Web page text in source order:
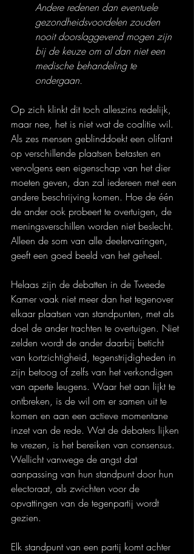
Andere redenen dan eventuele
gezondheidsvoordelen zouden
nooit doorslaggevend mogen zijn
bij de keuze om al dan niet een
medische behandeling te
ondergaan.
Op zich klinkt dit toch alleszins redelijk,
maar nee, het is niet wat de coalitie wil.
Als zes mensen geblinddoekt een olifant
op verschillende plaatsen betasten en
vervolgens een eigenschap van het dier
moeten geven, dan zal iedereen met een
andere beschrijving komen. Hoe de één
de ander ook probeert te overtuigen, de
meningsverschillen worden niet beslecht.
Alleen de som van alle deelervaringen,
geeft een goed beeld van het geheel.
Helaas zijn de debatten in de Tweede
Kamer vaak niet meer dan het tegenover
elkaar plaatsen van standpunten, met als
doel de ander trachten te overtuigen. Niet
zelden wordt de ander daarbij beticht
van kortzichtigheid, tegenstrijdigheden in
zijn betoog of zelfs van het verkondigen
van aperte leugens. Waar het aan lijkt te
ontbreken, is de wil om er samen uit te
komen en aan een actieve momentane
inzet van de rede. Wat de debaters lijken
te vrezen, is het bereiken van consensus.
Wellicht vanwege de angst dat
aanpassing van hun standpunt door hun
electoraat, als zwichten voor de
opvattingen van de tegenpartij wordt
gezien.
Elk standpunt van een partij komt achter